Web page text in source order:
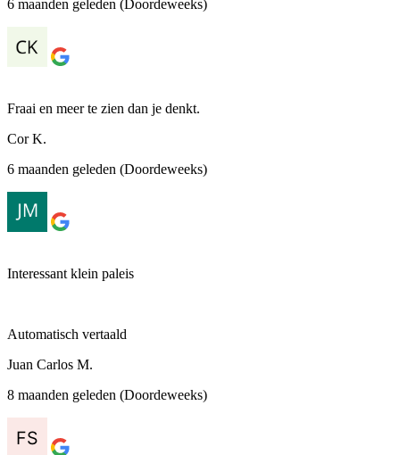
6 maanden geleden (Doordeweeks)
Fraai en meer te zien dan je denkt.
Cor K.
6 maanden geleden (Doordeweeks)
Interessant klein paleis
Automatisch vertaald
Juan Carlos M.
8 maanden geleden (Doordeweeks)